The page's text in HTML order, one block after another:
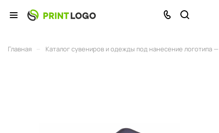
Главная Каталог сувениров и одежды под нанесение логотипа